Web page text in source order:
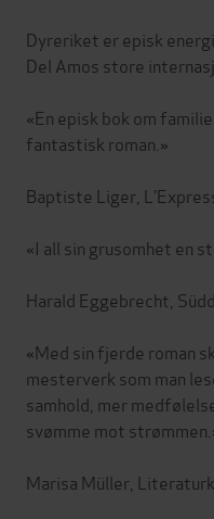
Dyreriket er episk
Del Amos store
«En episk bok om
fantastisk roman.»
Baptiste Liger,
«I all sin grusomhet en
Harald Eggebrecht,
«Med sin fjerde roman
mesterverk som man
samhold, mer
svømme mot
Marisa Müller,